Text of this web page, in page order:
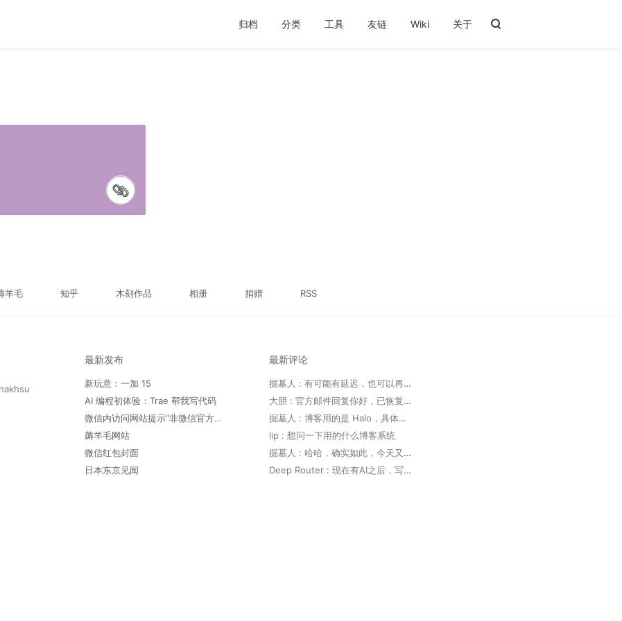
归档 分类 工具 友链 Wiki 关于
羊毛 知乎 木刻作品 相册 捐赠 RSS
最新发布
新玩意：一加 15
AI 编程初体验：Trae 帮我写代码
微信内访问网站提示“非微信官方网页，请确认是否继续访问”
薅羊毛网站
微信红包封面
日本东京见闻
最新评论
掘墓人 : 有可能有延迟，也可以再次发邮件确认
大胆 : 官方邮件回复你好，已恢复，请查实。 但实际未恢复
掘墓人 : 博客用的是 Halo，具体可以看下 https://www.halo.run 。
lip : 想问一下用的什么博客系统
掘墓人 : 哈哈，确实如此，今天又用 Trae 写了个软件，太高效了
Deep Router : 现在有AI之后，写代码真的方便了好多，多出来很多coffee time